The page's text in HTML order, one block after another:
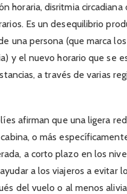
horaria, disritmia circadiana
Es un desequilibrio
una persona (que marca
y el nuevo horario que se
a través de varias
afirman que una ligera
o más
a corto plazo en los
a los viajeros a evitar
del vuelo o al menos